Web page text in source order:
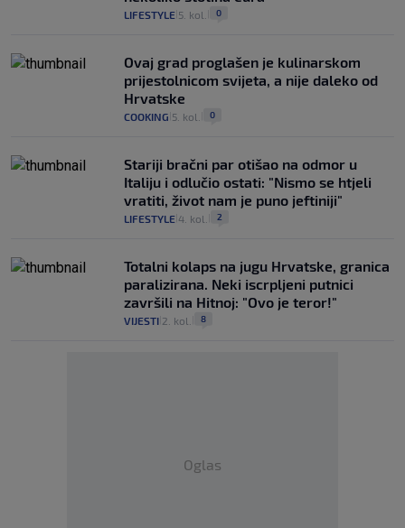
LIFESTYLE 5. kol. 0
Ovaj grad proglašen je kulinarskom
prijestolnicom svijeta, a nije daleko od
Hrvatske
COOKING 5. kol. 0
Stariji bračni par otišao na odmor u
Italiju i odlučio ostati: "Nismo se htjeli
vratiti, život nam je puno jeftiniji"
LIFESTYLE 4. kol. 2
Totalni kolaps na jugu Hrvatske, granica
paralizirana. Neki iscrpljeni putnici
završili na Hitnoj: "Ovo je teror!"
VIJESTI 2. kol. 8
Oglas